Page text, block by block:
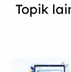
Topik